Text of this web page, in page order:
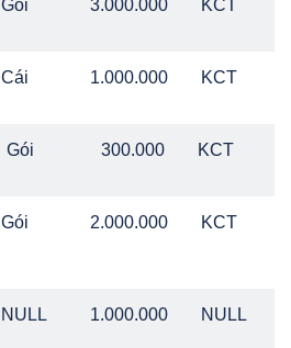
Gói 3.000.000 KCT
Cái 1.000.000 KCT
Gói 300.000 KCT
Gói 2.000.000 KCT
NULL 1.000.000 NULL